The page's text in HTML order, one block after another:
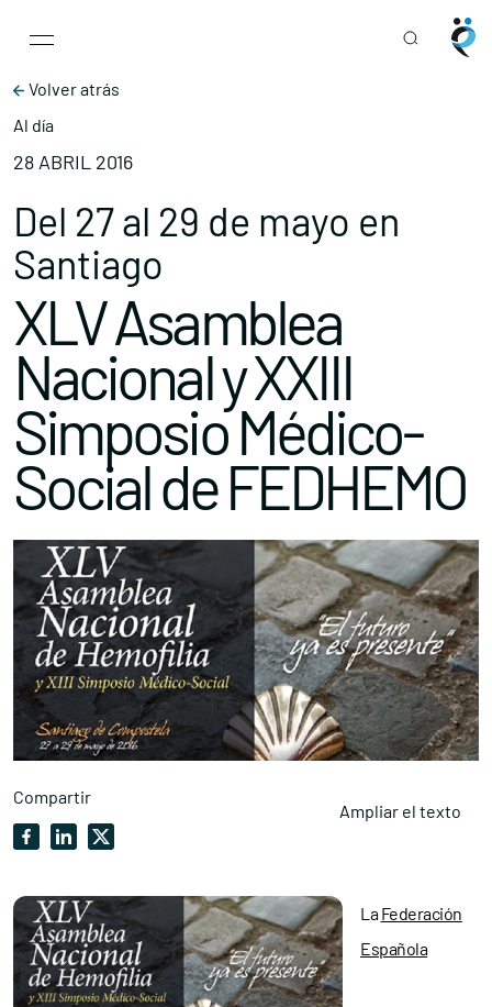
Main Navigation
Volver atrás
Al día
28 ABRIL 2016
Del 27 al 29 de mayo en
Santiago
XLV Asamblea
Nacional y XXIII
Simposio Médico-
Social de FEDHEMO
Compartir
Ampliar el texto
La Federación
Española